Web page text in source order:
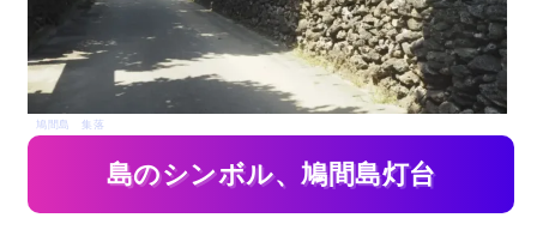
鳩間島 集落
ポイント2
島のシンボル、鳩間島灯台